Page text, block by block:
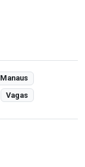
Manaus
Vagas